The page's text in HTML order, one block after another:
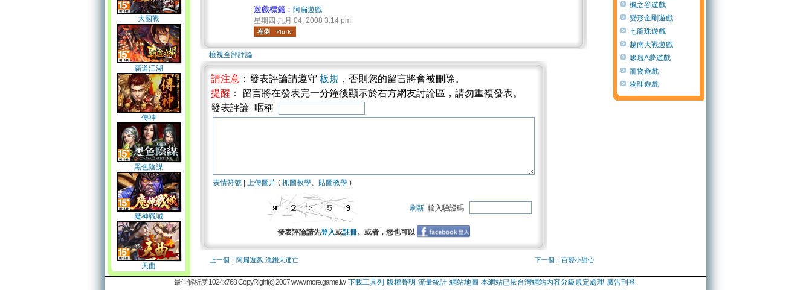
大國戰
霸道江湖
傳神
黑色陰謀
魔神戰域
天曲
遊戲標籤： 阿扁遊戲
星期四 九月 04, 2008 3:14 pm
檢視全部評論
請注意 ：發表評論請遵守 板規 ，否則您的留言將會被刪除。
提醒 ： 留言將在發表完一分鐘後顯示於右方網友討論區，請勿重複發表。
發表評論 暱稱
表情符號 上傳圖片 ( 抓圖教學、 貼圖教學 )
刷新 輸入驗證碼
發表評論請先登入或註冊。或者，您也可以
上一個：阿扁遊戲-洗錢大逃亡 下一個：百變小甜心
楓之谷遊戲
變形金剛遊戲
七龍珠遊戲
越南大戰遊戲
哆啦A夢遊戲
寵物遊戲
物理遊戲
最佳解析度 1024x768 CopyRight(c) 2007 www.more.game.tw 下載工具列 版權聲明 流量統計 網站地圖 本網站已依台灣網站內容分級規定處理 廣告刊登